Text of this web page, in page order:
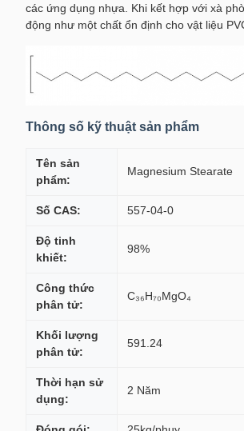
các ứng dụng nhựa. Khi kết hợp với xà
động như một chất ổn định cho vật liệu
Thông số kỹ thuật sản phẩm
Tên sản
phẩm:
Magnesium Stearate
Số CAS: 557-04-0
Độ tinh
khiết:
98%
Công thức
phân tử:
C₃₆H₇₀MgO₄
Khối lượng
phân tử:
591.24
Thời hạn sử
dụng:
2 Năm